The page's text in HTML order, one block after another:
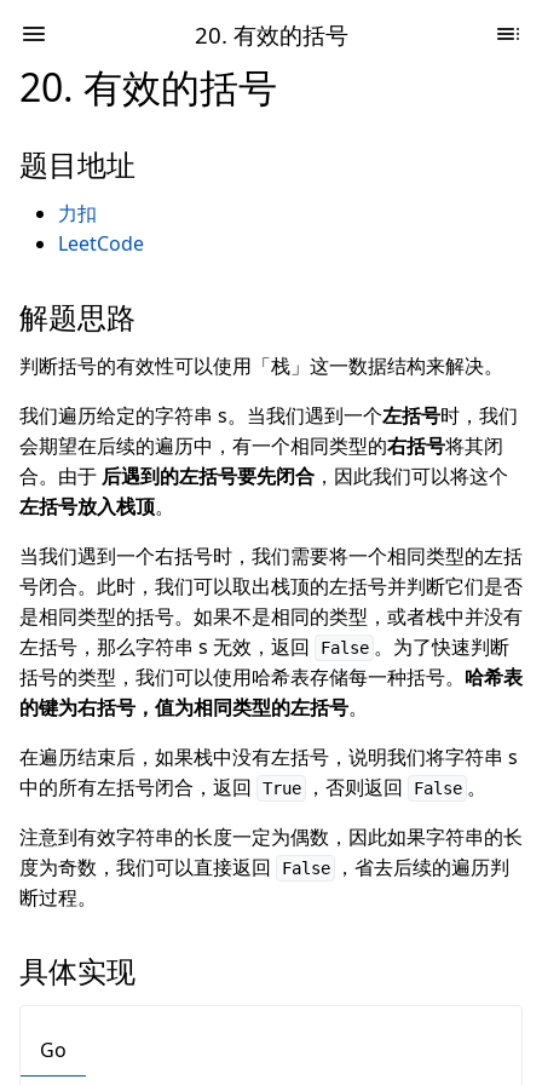
20. 有效的括号
20. 有效的括号
题目地址
力扣
LeetCode
解题思路
判断括号的有效性可以使用「栈」这一数据结构来解决。
我们遍历给定的字符串 s。当我们遇到一个左括号时，我们
会期望在后续的遍历中，有一个相同类型的右括号将其闭
合。由于 后遇到的左括号要先闭合 ，因此我们可以将这个
左括号放入栈顶。
当我们遇到一个右括号时，我们需要将一个相同类型的左括
号闭合。此时，我们可以取出栈顶的左括号并判断它们是否
是相同类型的括号。如果不是相同的类型，或者栈中并没有
左括号，那么字符串 s 无效，返回
False 。为了快速判断
括号的类型，我们可以使用哈希表存储每一种括号。 哈希表
的键为右括号，值为相同类型的左括号。
在遍历结束后，如果栈中没有左括号，说明我们将字符串 s
中的所有左括号闭合，返回
True ，否则返回 False 。
注意到有效字符串的长度一定为偶数，因此如果字符串的长
度为奇数，我们可以直接返回
False
，省去后续的遍历判
断过程。
具体实现
Go